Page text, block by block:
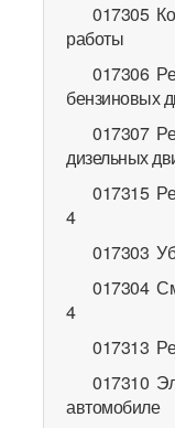
017305
работы
017306
017307
дизельных
017315
4
017303
017304
4
017313
017310